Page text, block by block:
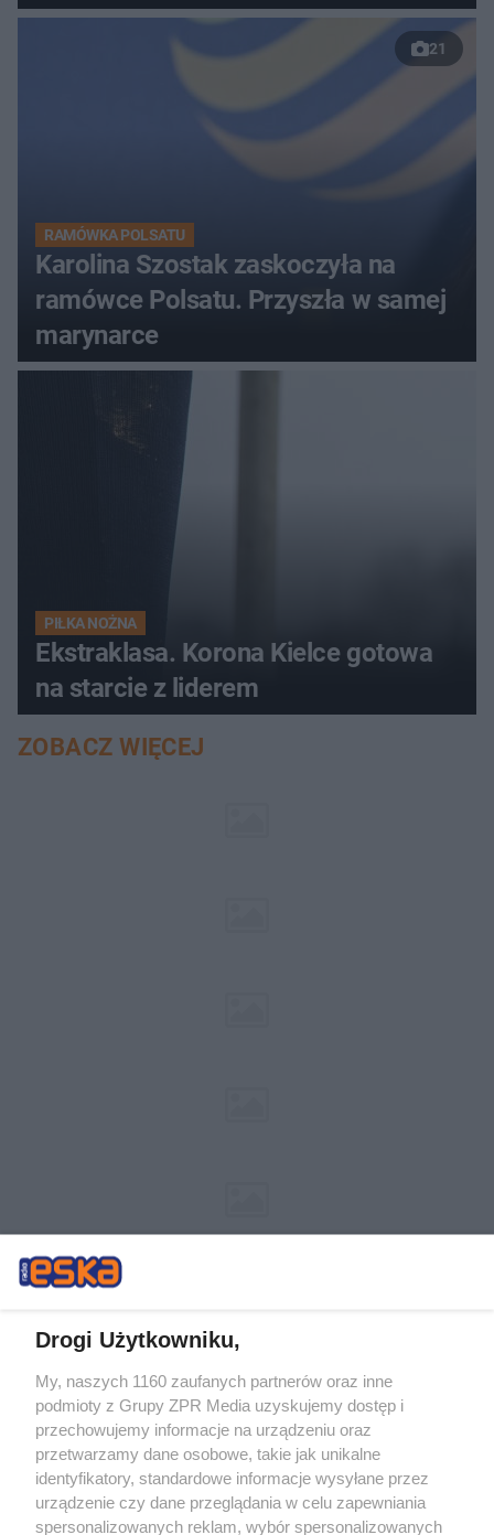
21
RAMÓWKA POLSATU
Karolina Szostak zaskoczyła na
ramówce Polsatu. Przyszła w samej
marynarce
PIŁKA NOŻNA
Ekstraklasa. Korona Kielce gotowa
na starcie z liderem
ZOBACZ WIĘCEJ
Żaden utwór zamieszczony w serwisie nie może być powielany i
rozpowszechniany lub dalej rozpowszechniany w jakikolwiek sposób (w
tym także elektroniczny lub mechaniczny) na jakimkolwiek polu
eksploatacji w jakiejkolwiek formie, włącznie z umieszczaniem w Internecie
bez pisemnej zgody właściciela praw. Jakiekolwiek użycie lub
wykorzystanie utworów w całości lub w części z naruszeniem prawa, tzn.
bez właściwej zgody, jest zabronione pod groźbą kary i może być ścigane
prawnie.
Drogi Użytkowniku,
My, naszych 1160 zaufanych partnerów oraz inne
podmioty z Grupy ZPR Media uzyskujemy dostęp i
przechowujemy informacje na urządzeniu oraz
przetwarzamy dane osobowe, takie jak unikalne
identyfikatory, standardowe informacje wysyłane przez
urządzenie czy dane przeglądania w celu zapewniania
spersonalizowanych reklam, wybór spersonalizowanych